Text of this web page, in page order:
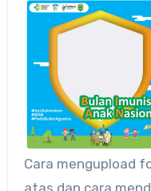
Cara mengupload
atas dan cara